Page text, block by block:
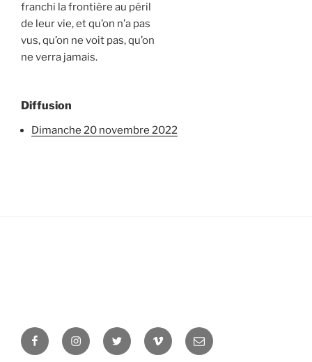
franchi la frontière au péril
de leur vie, et qu’on n’a pas
vus, qu’on ne voit pas, qu’on
ne verra jamais.
Diffusion
dimanche 20 novembre 2022
FacebookInstagramTwitter Vimeo Newsletter